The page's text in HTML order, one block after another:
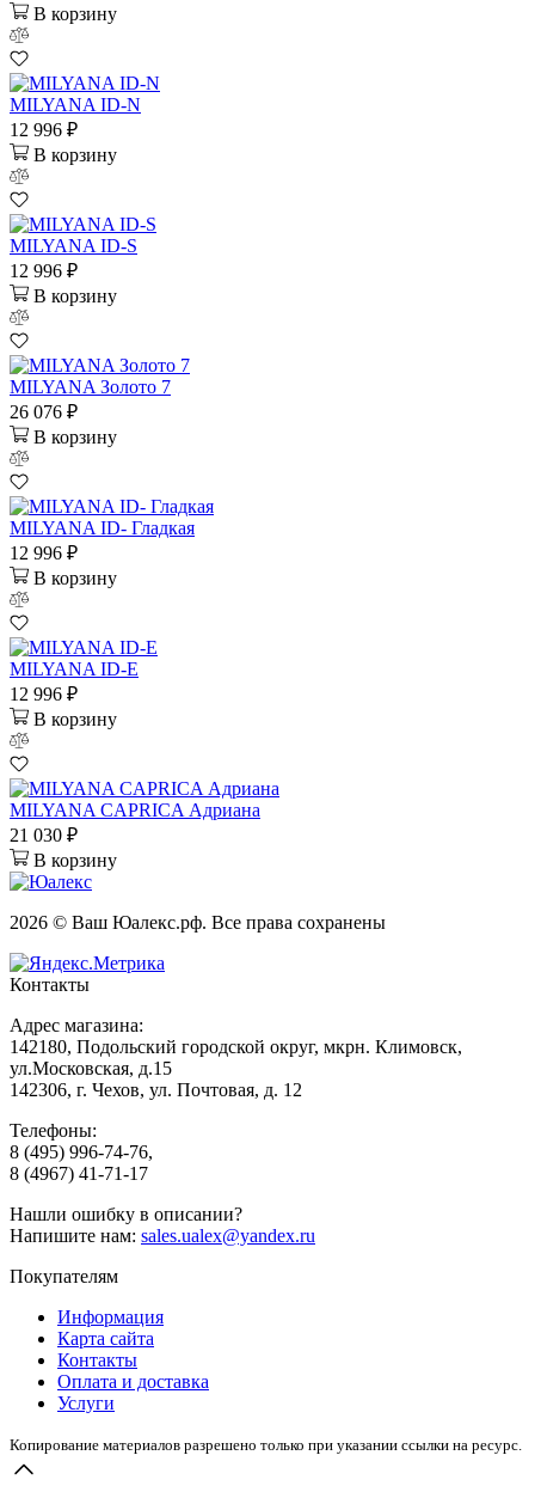
В корзину
MILYANA ID-N
12 996 ₽
В корзину
MILYANA ID-S
12 996 ₽
В корзину
MILYANA Золото 7
26 076 ₽
В корзину
MILYANA ID- Гладкая
12 996 ₽
В корзину
MILYANA ID-E
12 996 ₽
В корзину
MILYANA CAPRICA Адриана
21 030 ₽
В корзину
2026 © Ваш Юалекс.рф. Все права сохранены
Контакты
Адрес магазина:
142180, Подольский городской округ, мкрн. Климовск,
ул.Московская, д.15
142306, г. Чехов, ул. Почтовая, д. 12
Телефоны:
8 (495) 996-74-76,
8 (4967) 41-71-17
Нашли ошибку в описании?
Напишите нам: sales.ualex@yandex.ru
Покупателям
Информация
Карта сайта
Контакты
Оплата и доставка
Услуги
Копирование материалов разрешено только при указании ссылки на ресурс.